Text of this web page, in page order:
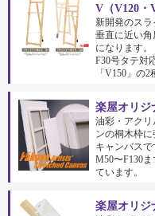
V（V120・
新開発のスラ
垂直に近い角
になります。
F30号タテ対
「V150」の
楽屋オリ
油彩・アク
ンの桐木枠
キャンバスで
M50〜F130
ています。
楽屋オリ